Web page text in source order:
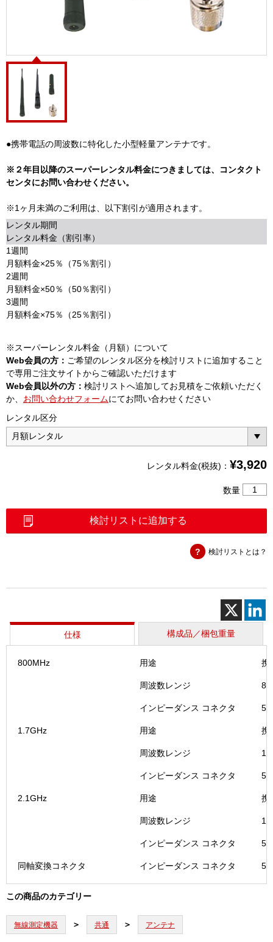
●携帯電話の周波数に特化した小型軽量アンテナです。
※２年目以降のスーパーレンタル料金につきましては、コンタクト
センタにお問い合わせください。
※1ヶ月未満のご利用は、以下割引が適用されます。
レンタル期間
レンタル料金（割引率）
1週間
月額料金×25％（75％割引）
2週間
月額料金×50％（50％割引）
3週間
月額料金×75％（25％割引）
※スーパーレンタル料金（月額）について
Web会員の方： ご希望のレンタル区分を検討リストに追加すること
で専用ご注文サイトからご確認いただけます
Web会員以外の方： 検討リストへ追加してお見積をご依頼いただく
か、 お問い合わせフォームにてお問い合わせください
レンタル区分
レンタル料金(税抜)： ¥3,920
数量
ア
ナ
セ
ッ
(800M
2.1G)
検討リストに追加する
検討リストとは？
仕様 構成品／梱包重量
800MHz 用途 携
周波数レンジ
インピーダンス コネクタ
1.7GHz 用途 携
周波数レンジ
インピーダンス コネクタ
2.1GHz 用途 携
周波数レンジ
インピーダンス コネクタ
同軸変換コネクタ インピーダンス コネクタ
この商品のカテゴリー
無線測定機器 共通 アンテナ